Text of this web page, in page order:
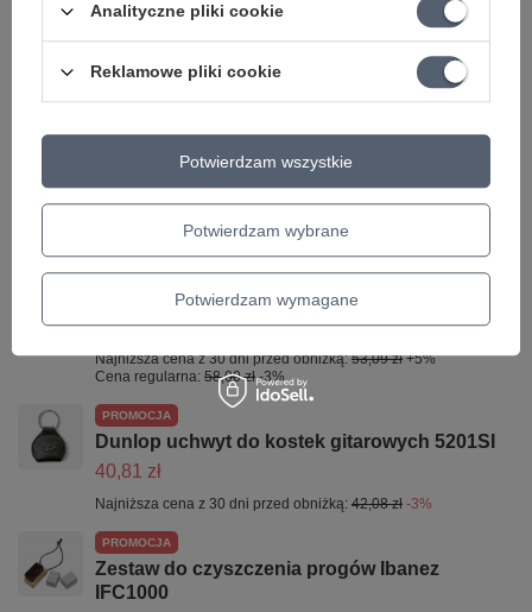
Może potrzebujesz tego do gitary
Najniższa cena z 30 dni przed obniżką:79,89 zł -3%
Korbka do strun DP0002 z obcinarką
D'Addario Pro-Winder
56,26 zł
Najniższa cena z 30 dni przed obniżką:53,09 zł +5%
Cena regularna: 58,00 zł -3%
PROMOCJA
Dunlop uchwyt do kostek gitarowych 5201SI
40,81 zł
Najniższa cena z 30 dni przed obniżką: 42,08 zł -3%
PROMOCJA
Zestaw do czyszczenia progów Ibanez
IFC1000
Analityczne pliki cookie
Reklamowe pliki cookie
Potwierdzam wybrane
Potwierdzam wymagane
Potwierdzam wszystkie